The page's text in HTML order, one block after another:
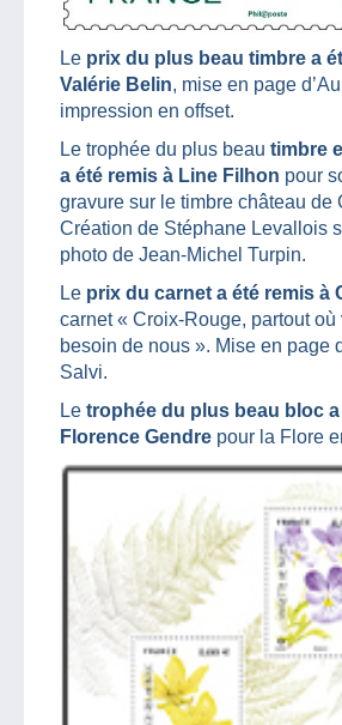
Le prix du plus beau timbre a
Valérie Belin, mise en page
impression en offset.
Le trophée du plus beau timbre
a été remis à Line Filhon pour
gravure sur le timbre château de
Création de Stéphane Levallois
photo de Jean-Michel Turpin.
Le prix du carnet a été remis à
carnet « Croix-Rouge, partout où
besoin de nous ». Mise en page
Salvi.
Le trophée du plus beau bloc a
Florence Gendre pour la Flore